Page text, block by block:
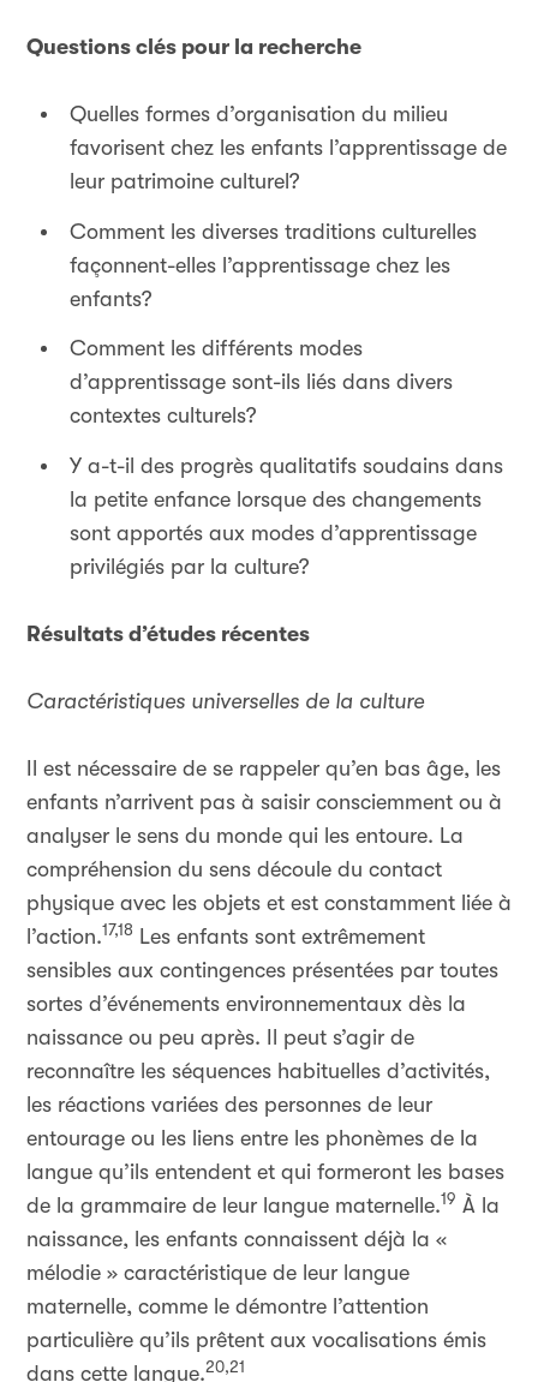
Questions clés pour la recherche
Quelles formes d’organisation du milieu
favorisent chez les enfants l’apprentissage de
leur patrimoine culturel?
Comment les diverses traditions culturelles
façonnent-elles l’apprentissage chez les
enfants?
Comment les différents modes
d’apprentissage sont-ils liés dans divers
contextes culturels?
Y a-t-il des progrès qualitatifs soudains dans
la petite enfance lorsque des changements
sont apportés aux modes d’apprentissage
privilégiés par la culture?
Résultats d’études récentes
Caractéristiques universelles de la culture
Il est nécessaire de se rappeler qu’en bas âge, les
enfants n’arrivent pas à saisir consciemment ou à
analyser le sens du monde qui les entoure. La
compréhension du sens découle du contact
physique avec les objets et est constamment liée à
l’action.17,18 Les enfants sont extrêmement
sensibles aux contingences présentées par toutes
sortes d’événements environnementaux dès la
naissance ou peu après. Il peut s’agir de
reconnaître les séquences habituelles d’activités,
les réactions variées des personnes de leur
entourage ou les liens entre les phonèmes de la
langue qu’ils entendent et qui formeront les bases
de la grammaire de leur langue maternelle.19 À la
naissance, les enfants connaissent déjà la «
mélodie » caractéristique de leur langue
maternelle, comme le démontre l’attention
particulière qu’ils prêtent aux vocalisations émis
dans cette langue.20,21